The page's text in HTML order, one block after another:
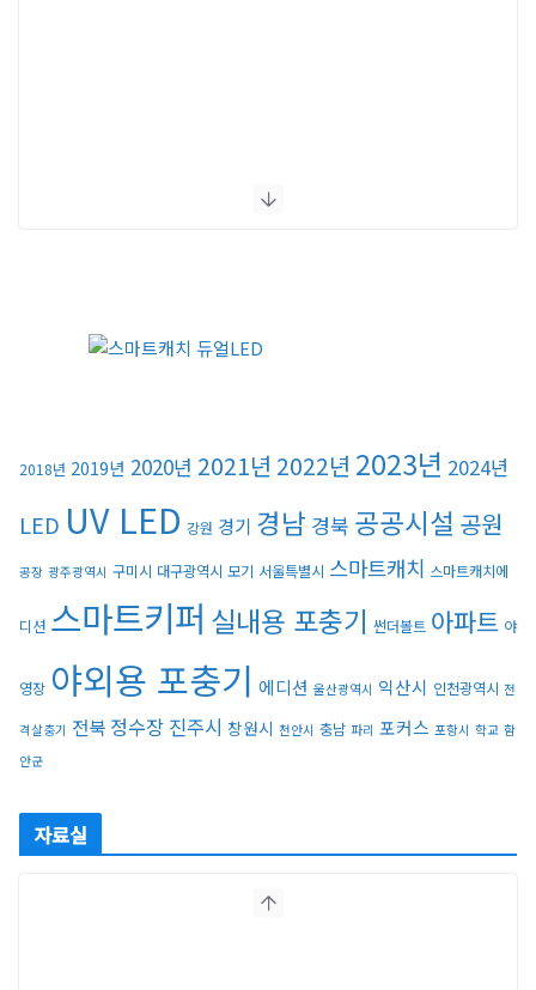
2018년 2019년 2020년 2021년 2022년 2023년 2024년
LED UV LED 강원 경기 경남 경북 공공시설 공원
공장 광주광역시 구미시 대구광역시 모기 서울특별시 스마트캐치 스마트캐치에
디션 스마트키퍼 실내용 포충기 썬더볼트 아파트 야
영장 야외용 포충기 에디션 울산광역시 익산시 인천광역시 전
격살충기 전북 정수장 진주시 창원시 천안시 충남 파리 포커스 포항시 학교 함
안군
자료실